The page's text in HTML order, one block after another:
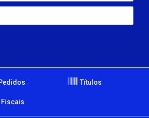
Títulos
Fiscais